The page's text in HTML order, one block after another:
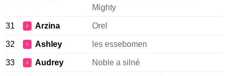
Mighty
31 ♀ Arzina Orel
32 ♀ Ashley les essebomen
33 ♀ Audrey Noble a silné